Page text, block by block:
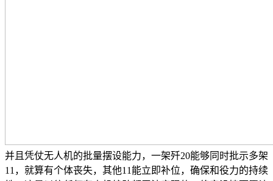
并且凭仗无人机的批量摆设能力，一架歼20能够同时批示多架
11，就算有个体丧失，其他11能立即补位，确保和役力的持续